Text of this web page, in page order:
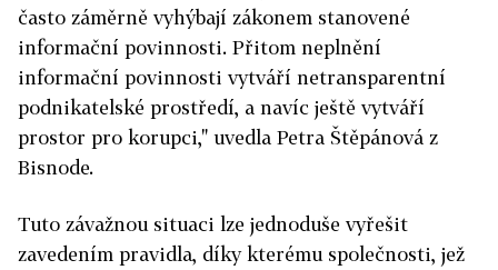
často záměrně vyhýbají zákonem stanovené
informační povinnosti. Přitom neplnění
informační povinnosti vytváří netransparentní
podnikatelské prostředí, a navíc ještě vytváří
prostor pro korupci," uvedla Petra Štěpánová z
Bisnode.
Tuto závažnou situaci lze jednoduše vyřešit
zavedením pravidla, díky kterému společnosti, jež